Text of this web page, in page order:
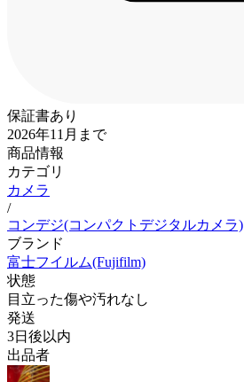
保証書あり
2026年11月まで
商品情報
カテゴリ
カメラ
/
コンデジ(コンパクトデジタルカメラ)
ブランド
富士フイルム(Fujifilm)
状態
目立った傷や汚れなし
発送
3日後以内
出品者